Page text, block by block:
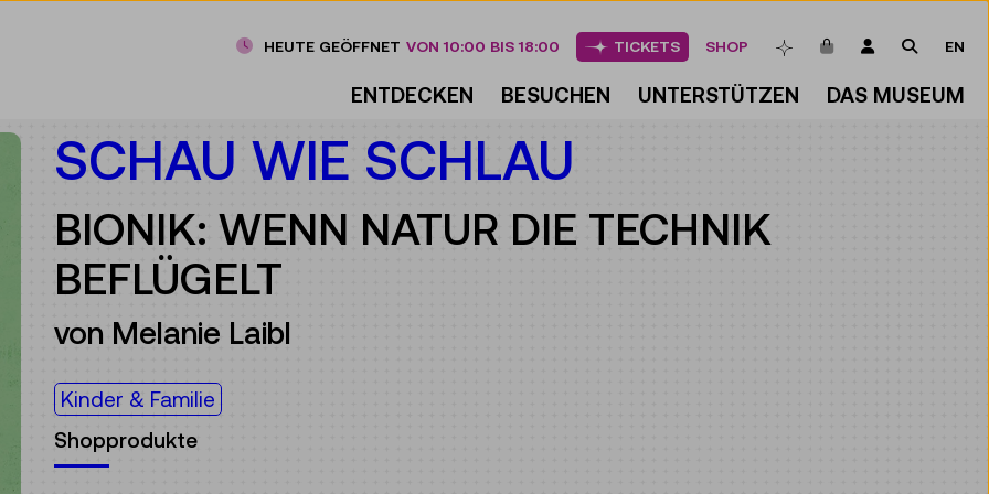
ENTDECKEN BESUCHEN UNTERSTÜTZEN DAS MUSEUM
HEUTE GEÖFFNET VON 10:00 BIS 18:00 TICKETS SHOP MERKLISTEARTIKEL IM
LOGIN SUCHE
EN
SCHAU WIE SCHLAU
BIONIK: WENN NATUR DIE TECHNIK
BEFLÜGELT
von Melanie Laibl
Kinder & Familie
Shopprodukte